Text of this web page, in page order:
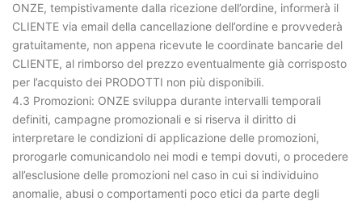
ONZE, tempistivamente dalla ricezione dell’ordine, informerà il
CLIENTE via email della cancellazione dell’ordine e provvederà
gratuitamente, non appena ricevute le coordinate bancarie del
CLIENTE, al rimborso del prezzo eventualmente già corrisposto
per l’acquisto dei PRODOTTI non più disponibili.
4.3 Promozioni: ONZE sviluppa durante intervalli temporali
definiti, campagne promozionali e si riserva il diritto di
interpretare le condizioni di applicazione delle promozioni,
prorogarle comunicandolo nei modi e tempi dovuti, o procedere
all’esclusione delle promozioni nel caso in cui si individuino
anomalie, abusi o comportamenti poco etici da parte degli